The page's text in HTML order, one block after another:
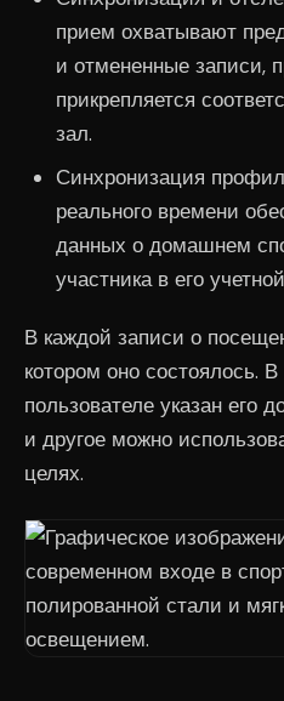
прием охватывают
и отмененные записи,
прикрепляется
зал.
Синхронизация
реального времени
данных о домашнем
участника в его
В каждой записи о
котором оно состоялось.
пользователе указан его
и другое можно
целях.